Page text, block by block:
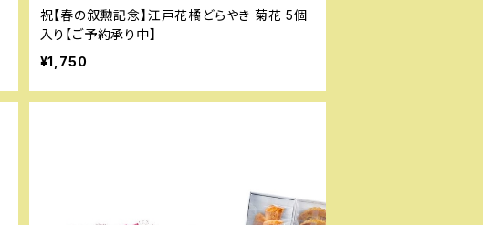
祝【春の叙勲記念】江戸花橘どらやき 菊花 5個
入り【ご予約承り中】
¥1,750